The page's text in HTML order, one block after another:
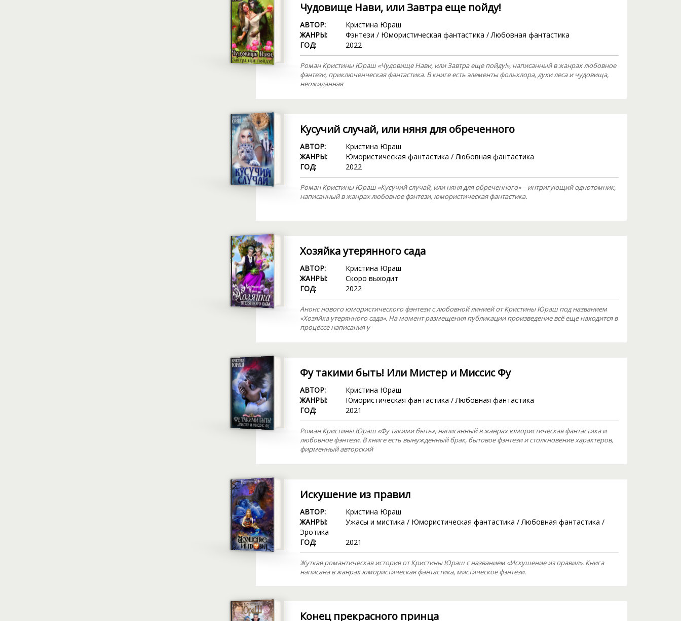
Чудовище Нави, или Завтра еще пойду!
АВТОР:
Кристина Юраш
ЖАНРЫ:
Фэнтези / Юмористическая фантастика /Любовная фантастика
ГОД:
2022
Роман Кристины Юраш «Чудовище Нави, или Завтра еще пойду!», написанный в жанрах любовное
фэнтези, приключенческая фантастика. В книге есть элементы фольклора, духи леса и чудовища,
неожиданная
Кусучий случай, или няня для обреченного
АВТОР:
Кристина Юраш
ЖАНРЫ:
Юмористическая фантастика /Любовная фантастика
ГОД:
2022
Роман Кристины Юраш «Кусучий случай, или няня для обреченного» – интригующий однотомник,
написанный в жанрах любовное фэнтези, юмористическая фантастика.
Хозяйка утерянного сада
АВТОР:
Кристина Юраш
ЖАНРЫ:
Скоро выходит
ГОД:
2022
Анонс нового юмористического фэнтези с любовной линией от Кристины Юраш под названием
«Хозяйка утерянного сада». На момент размещения публикации произведение всё еще находится в
процессе написания у
Фу такими быть! Или Мистер и Миссис Фу
АВТОР:
Кристина Юраш
ЖАНРЫ:
Юмористическая фантастика /Любовная фантастика
ГОД:
2021
Роман Кристины Юраш «Фу такими быть», написанный в жанрах юмористическая фантастика и
любовное фэнтези. В книге есть вынужденный брак, бытовое фэнтези и столкновение характеров,
фирменный авторский
Искушение из правил
АВТОР:
Кристина Юраш
ЖАНРЫ:
Ужасы и мистика / Юмористическая фантастика /Любовная фантастика /
Эротика
ГОД:
2021
Жуткая романтическая история от Кристины Юраш с названием «Искушение из правил». Книга
написана в жанрах юмористическая фантастика, мистическое фэнтези.
Конец прекрасного принца